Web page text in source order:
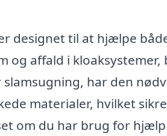
designet til at hjælpe
og affald i kloaksystemer,
har den
materialer, hvilket
om du har brug for